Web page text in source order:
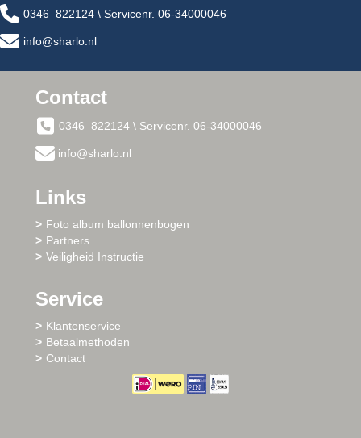
0346–822124 \ Servicenr. 06-34000046
info@sharlo.nl
Contact
0346–822124 \ Servicenr. 06-34000046
info@sharlo.nl
Links
Foto album ballonnenbogen
Partners
Veiligheid Instructie
Service
Klantenservice
Betaalmethoden
Contact